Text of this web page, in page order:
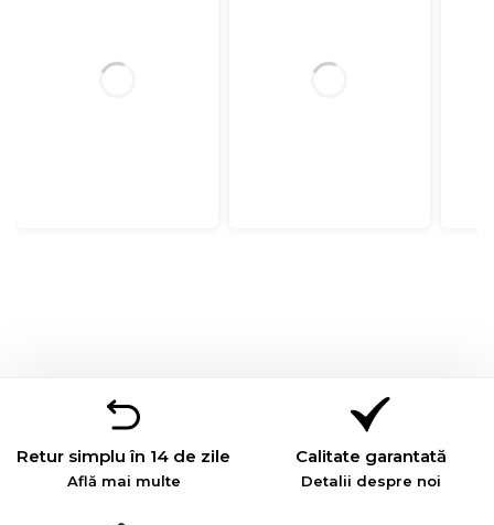
Retur simplu în 14 de zile
Află mai multe
Calitate garantată
Detalii despre noi